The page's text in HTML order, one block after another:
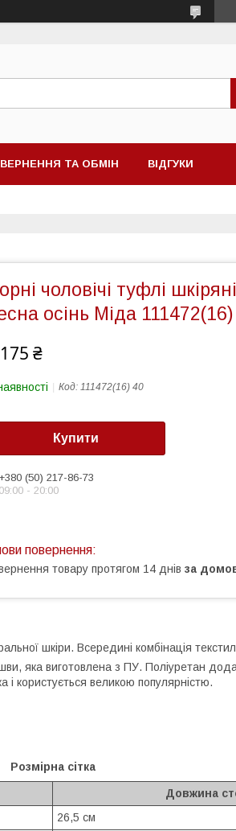
ТА ОБМІН ВІДГУКИ
чоловічі туфлі
осінь Міда
₴
Код: 111472(16) 40
Купити
+380 (50) 217-86-73
09:00 - 20:00
товару протягом 14 днів за
шкіри. Всередині комбінація
яка виготовлена з ПУ. Поліуретан
і користується великою популярністю.
Розмірна сітка
Довжина
26,5 см